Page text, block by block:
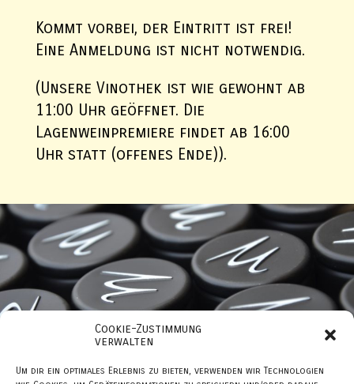
Cookie-Zustimmung
verwalten
Um dir ein optimales Erlebnis zu bieten, verwenden wir Technologien
Kommt vorbei, der Eintritt ist frei!
Eine Anmeldung ist nicht notwendig.
(Unsere Vinothek ist wie gewohnt ab
11:00 Uhr geöffnet. Die
Lagenweinpremiere findet ab 16:00
Uhr statt (offenes Ende)).